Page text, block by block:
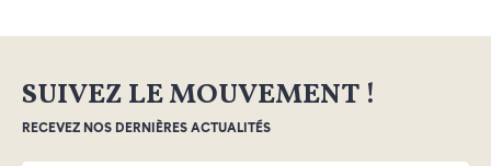
SUIVEZ LE MOUVEMENT !
RECEVEZ NOS DERNIÈRES ACTUALITÉS